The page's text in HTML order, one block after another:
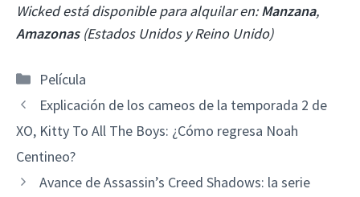
Wicked está disponible para alquilar en:Manzana,
Amazonas(Estados Unidos y Reino Unido)
Categorías
Película
Explicación de los cameos de la temporada 2 de
XO, Kitty To All The Boys: ¿Cómo regresa Noah
Centineo?
Avance de Assassin’s Creed Shadows: la serie